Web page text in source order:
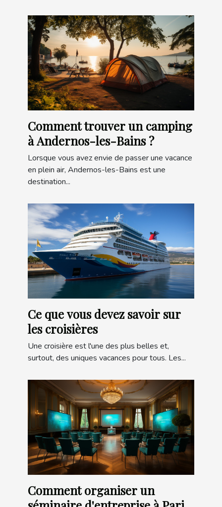
Comment trouver un camping
à Andernos-les-Bains ?
Lorsque vous avez envie de passer une vacance
en plein air, Andernos-les-Bains est une
destination...
Ce que vous devez savoir sur
les croisières
Une croisière est l'une des plus belles et,
surtout, des uniques vacances pour tous. Les...
Comment organiser un